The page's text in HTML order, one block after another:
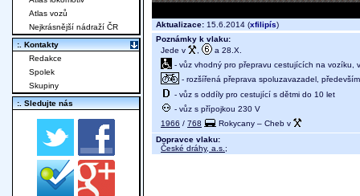
Aktualizace: 15.6.2014 (xfilipís)
Poznámky k vlaku:
Jede v
a 28.X.
- vůz vhodný pro přepravu cestujících na vozíku,
- rozšířená přeprava spoluzavazadel,
- vůz s oddíly pro cestující s dětmi do 10 let
- vůz s přípojkou 230 V
1966 / 768
Rokycany – Cheb v
Dopravce vlaku:
České dráhy, a.s. ;
Atlas vozů
Nejkrásnější nádraží ČR
:. Kontakty
Redakce
Spolek
Skupiny
:. Sledujte nás